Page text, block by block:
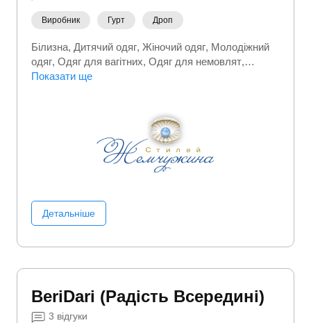
Виробник Гурт Дроп
Білизна Дитячий одяг Жіночий одяг Молодіжний
одяг Одяг для вагітних Одяг для немовлят
Спортивні костюми
Показати ще
Детальніше
BeriDari (Радість Всередині)
3 відгуки